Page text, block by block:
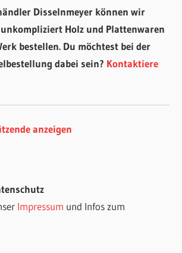
Disselnmeyer können wir
Holz und Plattenwaren
bestellen. Du möchtest bei der
dabei sein? Kontaktiere
anzeigen
Impressum und Infos zum